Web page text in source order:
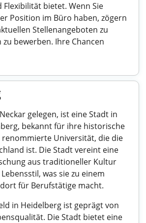
Flexibilität bietet. Wenn Sie
Position im Büro haben, zögern
Stellenangeboten zu
bewerben. Ihre Chancen
gelegen, ist eine Stadt in
bekannt für ihre historische
Universität, die die
ist. Die Stadt vereint eine
aus traditioneller Kultur
was sie zu einem
für Berufstätige macht.
in Heidelberg ist geprägt von
Die Stadt bietet eine